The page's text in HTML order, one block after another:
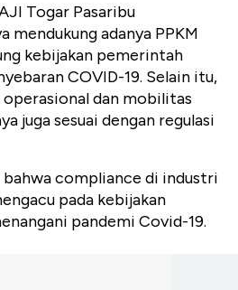
Togar Pasaribu
mendukung adanya PPKM
kebijakan pemerintah
COVID-19. Selain itu,
dan mobilitas
juga sesuai dengan regulasi
bahwa compliance di industri
pada kebijakan
pandemi Covid-19.